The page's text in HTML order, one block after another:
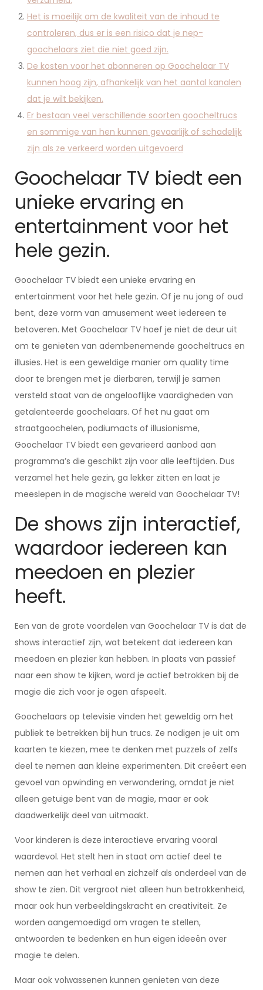
Het is moeilijk om de kwaliteit van de inhoud te
controleren, dus er is een risico dat je nep-
goochelaars ziet die niet goed zijn.
De kosten voor het abonneren op Goochelaar TV
kunnen hoog zijn, afhankelijk van het aantal kanalen
dat je wilt bekijken.
Er bestaan ​​veel verschillende soorten goocheltrucs
en sommige van hen kunnen gevaarlijk of schadelijk
zijn als ze verkeerd worden uitgevoerd
Goochelaar TV biedt een
unieke ervaring en
entertainment voor het
hele gezin.
Goochelaar TV biedt een unieke ervaring en
entertainment voor het hele gezin. Of je nu jong of oud
bent, deze vorm van amusement weet iedereen te
betoveren. Met Goochelaar TV hoef je niet de deur uit
om te genieten van adembenemende goocheltrucs en
illusies. Het is een geweldige manier om quality time
door te brengen met je dierbaren, terwijl je samen
versteld staat van de ongelooflijke vaardigheden van
getalenteerde goochelaars. Of het nu gaat om
straatgoochelen, podiumacts of illusionisme,
Goochelaar TV biedt een gevarieerd aanbod aan
programma’s die geschikt zijn voor alle leeftijden. Dus
verzamel het hele gezin, ga lekker zitten en laat je
meeslepen in de magische wereld van Goochelaar TV!
De shows zijn interactief,
waardoor iedereen kan
meedoen en plezier
heeft.
Een van de grote voordelen van Goochelaar TV is dat de
shows interactief zijn, wat betekent dat iedereen kan
meedoen en plezier kan hebben. In plaats van passief
naar een show te kijken, word je actief betrokken bij de
magie die zich voor je ogen afspeelt.
Goochelaars op televisie vinden het geweldig om het
publiek te betrekken bij hun trucs. Ze nodigen je uit om
kaarten te kiezen, mee te denken met puzzels of zelfs
deel te nemen aan kleine experimenten. Dit creëert een
gevoel van opwinding en verwondering, omdat je niet
alleen getuige bent van de magie, maar er ook
daadwerkelijk deel van uitmaakt.
Voor kinderen is deze interactieve ervaring vooral
waardevol. Het stelt hen in staat om actief deel te
nemen aan het verhaal en zichzelf als onderdeel van de
show te zien. Dit vergroot niet alleen hun betrokkenheid,
maar ook hun verbeeldingskracht en creativiteit. Ze
worden aangemoedigd om vragen te stellen,
antwoorden te bedenken en hun eigen ideeën over
magie te delen.
Maar ook volwassenen kunnen genieten van deze